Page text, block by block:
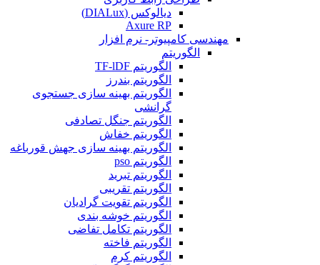
دیالوکس (DIALux)
Axure RP
مهندسی کامپیوتر- نرم افزار
الگوریتم
الگوریتم TF-lDF
الگوریتم بندرز
الگوریتم بهینه سازی جستجوی
گرانشی
الگوریتم جنگل تصادفی
الگوریتم خفاش
الگوریتم بهینه سازی جهش قورباغه
الگوریتم pso
الگوریتم تبرید
الگوریتم تقریبی
الگوریتم تقویت گرادیان
الگوریتم خوشه بندی
الگوریتم تکامل تفاضی
الگوریتم فاخته
الگوریتم کرم